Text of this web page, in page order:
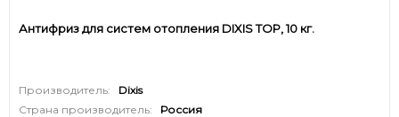
Антифриз для систем отопления DIXIS TOP, 10 кг.
Производитель:
Dixis
Страна производитель:
Россия